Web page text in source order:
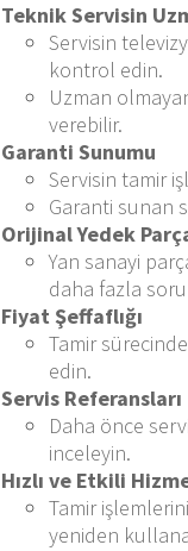
Teknik Servisin
Servisin
kontrol edin.
Uzman
verebilir.
Garanti Sunumu
Servisin tamir
Garanti sunan
Orijinal Yedek
Yan sanayi
daha fazla
Fiyat Şeffaflığı
Tamir
edin.
Servis Referansları
Daha önce
inceleyin.
Hızlı ve Etkili
Tamir
yeniden